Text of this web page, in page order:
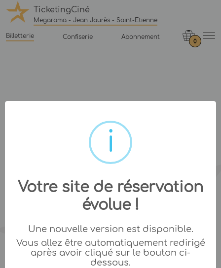
TicketingCiné
Megarama - Jean Jaurès - Saint-Etienne
Billetterie Confiserie Abonnement
0
Votre site de réservation
évolue !
Une nouvelle version est disponible.
Vous allez être automatiquement redirigé
après avoir cliqué sur le bouton ci-
dessous.